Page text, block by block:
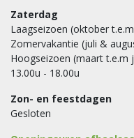
Zaterdag
Laagseizoen (oktober
Zomervakantie (juli &
Hoogseizoen (maart t.e.m
13.00u - 18.00u
Zon- en feestdagen
Gesloten